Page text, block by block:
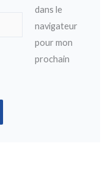
dans le
navigateur
pour mon
prochain